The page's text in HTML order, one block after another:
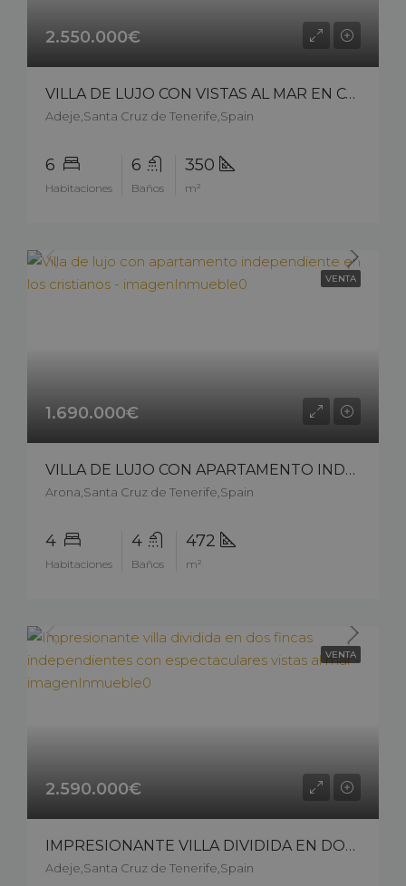
2.550.000€
VILLA DE LUJO CON VISTAS AL MAR EN COSTA ADEJE ? EL MADROÑAL – 15407cs226
Adeje,Santa Cruz de Tenerife,Spain
6
Habitaciones
6
Baños
350
m²
VENTA
1.690.000€
VILLA DE LUJO CON APARTAMENTO INDEPENDIENTE EN LOS CRISTIANOS – 14805cp226
Arona,Santa Cruz de Tenerife,Spain
4
Habitaciones
4
Baños
472
m²
VENTA
2.590.000€
IMPRESIONANTE VILLA DIVIDIDA EN DOS FINCAS INDEPENDIENTES CON ESPECTACULARES VISTAS AL MAR – 14405cs226
Adeje,Santa Cruz de Tenerife,Spain